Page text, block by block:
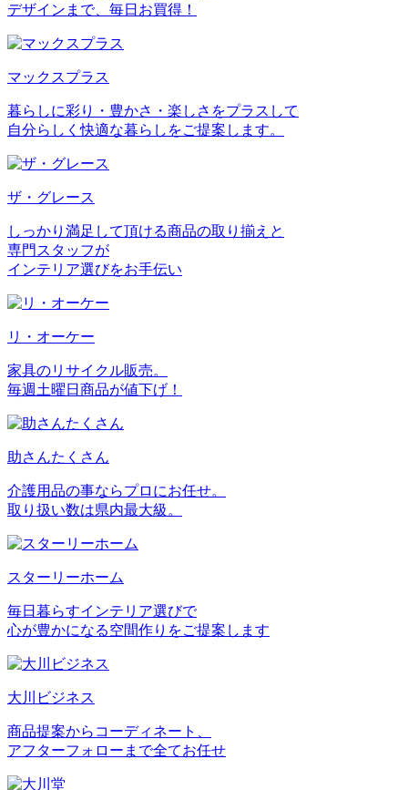
デザインまで、毎日お買得！
マックスプラス
暮らしに彩り・豊かさ・楽しさをプラスして
自分らしく快適な暮らしをご提案します。
ザ・グレース
しっかり満足して頂ける商品の取り揃えと
専門スタッフが
インテリア選びをお手伝い
リ・オーケー
家具のリサイクル販売。
毎週土曜日商品が値下げ！
助さんたくさん
介護用品の事ならプロにお任せ。
取り扱い数は県内最大級。
スターリーホーム
毎日暮らすインテリア選びで
心が豊かになる空間作りをご提案します
大川ビジネス
商品提案からコーディネート、
アフターフォローまで全てお任せ